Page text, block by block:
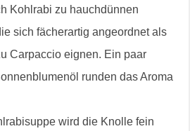
Kohlrabi zu hauchdünnen
sich fächerartig angeordnet als
Carpaccio eignen. Ein paar
runden das Aroma
wird die Knolle fein